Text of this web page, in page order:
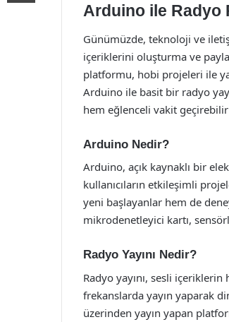
Arduino ile Radyo
Günümüzde, teknoloji ve
içeriklerini oluşturma ve
platformu, hobi projeleri ile
Arduino ile basit bir radyo
hem eğlenceli vakit
Arduino Nedir?
Arduino, açık kaynaklı bir
kullanıcıların etkileşimli
yeni başlayanlar hem de
mikrodenetleyici kartı,
Radyo Yayını Nedir?
Radyo yayını, sesli
frekanslarda yayın yaparak
üzerinden yayın yapan